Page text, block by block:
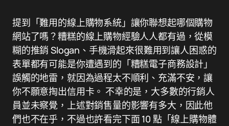
提到「難用的線上購物系統」讓你聯想起哪個購物
網站了嗎？糟糕的線上購物經驗人人都有過，從模
糊的推銷 Slogan、手機滑起來很難用到讓人困惑的
表單都有可能是你遭遇到的「糟糕電子商務設計」
誤觸的地雷，就因為過程太不順利、充滿不安，讓
你不願意掏出信用卡。 不幸的是，大多數的行銷人
員並未察覺，上述對銷售量的影響有多大，因此他
們也不在乎，不過也許看完下面 10 點「線上購物體